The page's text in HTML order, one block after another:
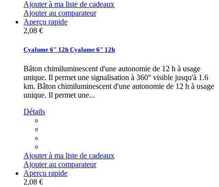
Ajouter à ma liste de cadeaux
Ajouter au comparateur
Aperçu rapide
2,08 €
Cyalume 6" 12h Cyalume 6" 12h
Bâton chimiluminescent d'une autonomie de 12 h à usage
unique. Il permet une signalisation à 360° visible jusqu'à 1.6
km. Bâton chimiluminescent d'une autonomie de 12 h à usage
unique. Il permet une...
Détails
Ajouter à ma liste de cadeaux
Ajouter au comparateur
Aperçu rapide
2,08 €